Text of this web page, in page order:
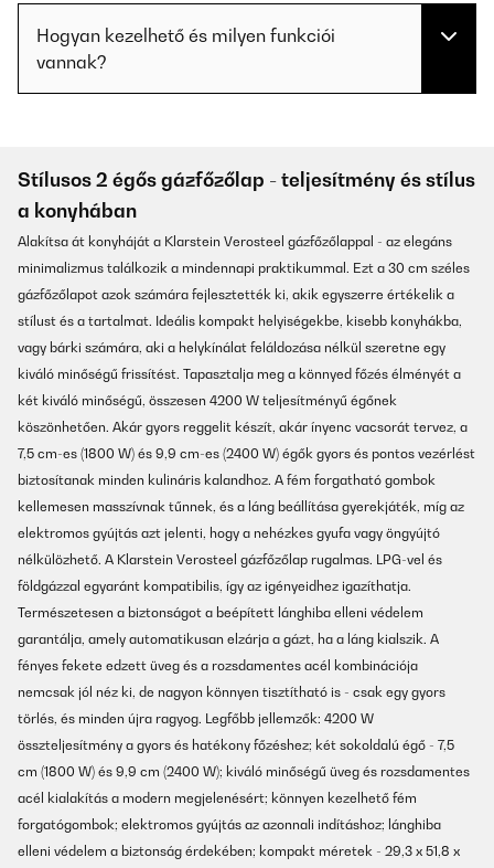
Hogyan kezelhető és milyen funkciói
vannak?
Stílusos 2 égős gázfőzőlap - teljesítmény és stílus
a konyhában
Alakítsa át konyháját a Klarstein Verosteel gázfőzőlappal - az elegáns
minimalizmus találkozik a mindennapi praktikummal. Ezt a 30 cm széles
gázfőzőlapot azok számára fejlesztették ki, akik egyszerre értékelik a
stílust és a tartalmat. Ideális kompakt helyiségekbe, kisebb konyhákba,
vagy bárki számára, aki a helykínálat feláldozása nélkül szeretne egy
kiváló minőségű frissítést. Tapasztalja meg a könnyed főzés élményét a
két kiváló minőségű, összesen 4200 W teljesítményű égőnek
köszönhetően. Akár gyors reggelit készít, akár ínyenc vacsorát tervez, a
7,5 cm-es (1800 W) és 9,9 cm-es (2400 W) égők gyors és pontos vezérlést
biztosítanak minden kulináris kalandhoz. A fém forgatható gombok
kellemesen masszívnak tűnnek, és a láng beállítása gyerekjáték, míg az
elektromos gyújtás azt jelenti, hogy a nehézkes gyufa vagy öngyújtó
nélkülözhető. A Klarstein Verosteel gázfőzőlap rugalmas. LPG-vel és
földgázzal egyaránt kompatibilis, így az igényeidhez igazíthatja.
Természetesen a biztonságot a beépített lánghiba elleni védelem
garantálja, amely automatikusan elzárja a gázt, ha a láng kialszik. A
fényes fekete edzett üveg és a rozsdamentes acél kombinációja
nemcsak jól néz ki, de nagyon könnyen tisztítható is - csak egy gyors
törlés, és minden újra ragyog. Legfőbb jellemzők: 4200 W
összteljesítmény a gyors és hatékony főzéshez; két sokoldalú égő - 7,5
cm (1800 W) és 9,9 cm (2400 W); kiváló minőségű üveg és rozsdamentes
acél kialakítás a modern megjelenésért; könnyen kezelhető fém
forgatógombok; elektromos gyújtás az azonnali indításhoz; lánghiba
elleni védelem a biztonság érdekében; kompakt méretek - 29,3 x 51,8 x